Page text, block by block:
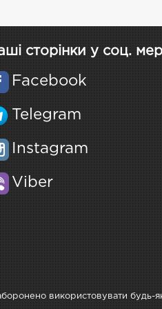
сторінки у соц.
Facebook
Telegram
Instagram
Viber
використовувати будь-